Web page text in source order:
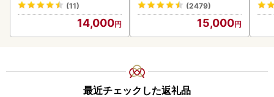
(11)
14,000
(2479)
15,000
最近チェックした返礼品